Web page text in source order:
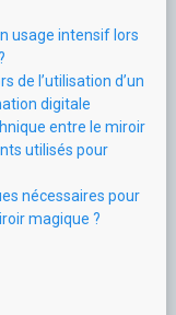
usage intensif lors
de l’utilisation d’un
digitale
entre le miroir
utilisés pour
nécessaires pour
magique ?